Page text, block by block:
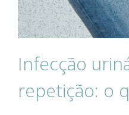
Infecção
repetição: o